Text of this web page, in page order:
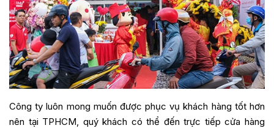
Công ty luôn mong muốn được phục vụ khách hàng tốt hơn
nên tại TPHCM, quý khách có thể đến trực tiếp cửa hàng